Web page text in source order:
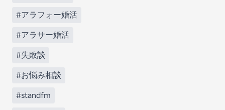
#アラフォー婚活
#アラサー婚活
#失敗談
#お悩み相談
#standfm